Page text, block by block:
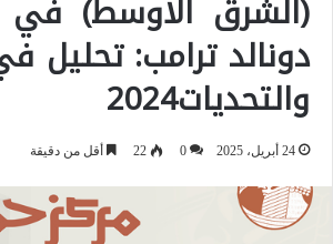
(الشرق الاوسط)
دونالد ترامب: تحليل
والتحديات2024
24 أبريل، 2025 0
22 أقل من دقيقة